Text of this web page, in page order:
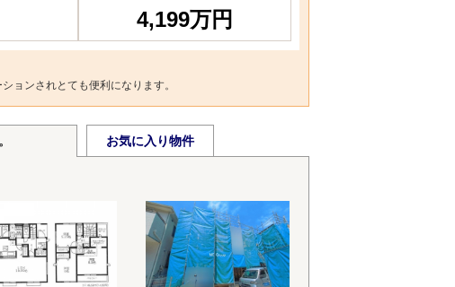
4,199万円
ョンされとても便利になります。
お気に入り物件